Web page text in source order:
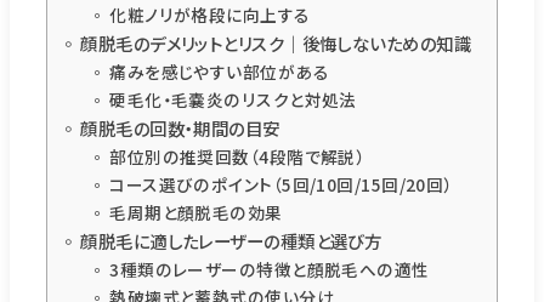
化粧ノリが格段に向上する
顔脱毛のデメリットとリスク｜後悔しないための知識
痛みを感じやすい部位がある
硬毛化・毛嚢炎のリスクと対処法
顔脱毛の回数・期間の目安
部位別の推奨回数（4段階で解説）
コース選びのポイント（5回/10回/15回/20回）
毛周期と顔脱毛の効果
顔脱毛に適したレーザーの種類と選び方
3種類のレーザーの特徴と顔脱毛への適性
熱破壊式と蓄熱式の使い分け